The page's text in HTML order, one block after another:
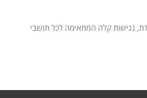
נגישות קלה המתאימה לכל תושבי